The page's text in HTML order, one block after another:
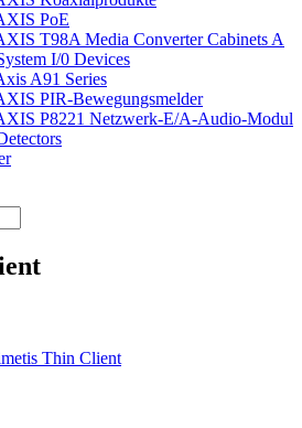
PoE
T98A Media Converter Cabinets A
I/0 Devices
A91 Series
PIR-Bewegungsmelder
P8221 Netzwerk-E/A-Audio-Modul
Thin Client